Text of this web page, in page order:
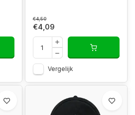
€4,50
€4,09
Vergelijk